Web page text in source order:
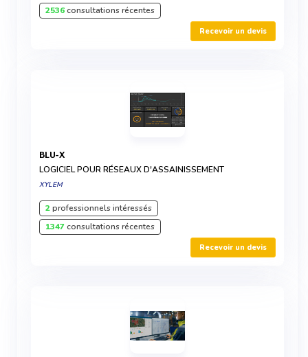
2536consultations récentes
Recevoir un devis
BLU-X
LOGICIEL POUR RÉSEAUX D'ASSAINISSEMENT
XYLEM
2professionnels intéressés
1347consultations récentes
Recevoir un devis